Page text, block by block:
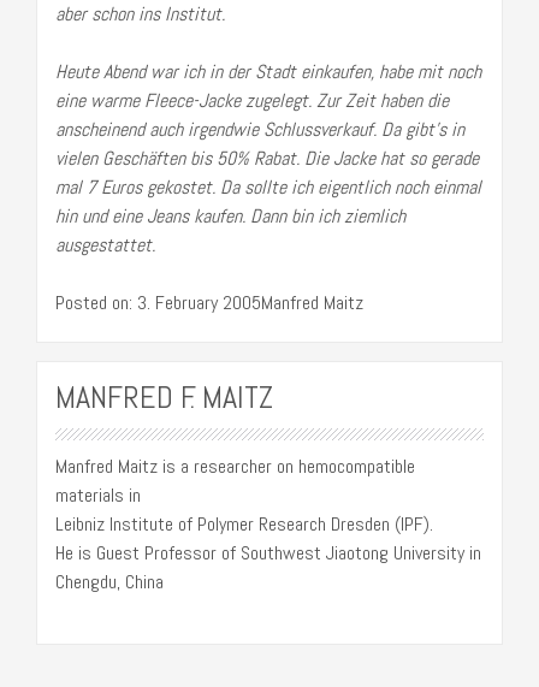
aber schon ins Institut.
Heute Abend war ich in der Stadt einkaufen, habe mit noch
eine warme Fleece-Jacke zugelegt. Zur Zeit haben die
anscheinend auch irgendwie Schlussverkauf. Da gibt’s in
vielen Geschäften bis 50% Rabat. Die Jacke hat so gerade
mal 7 Euros gekostet. Da sollte ich eigentlich noch einmal
hin und eine Jeans kaufen. Dann bin ich ziemlich
ausgestattet.
Posted on: 3. February 2005Manfred Maitz
MANFRED F. MAITZ
Manfred Maitz is a researcher on hemocompatible
materials in
Leibniz Institute of Polymer Research Dresden (IPF).
He is Guest Professor of Southwest Jiaotong University in
Chengdu, China